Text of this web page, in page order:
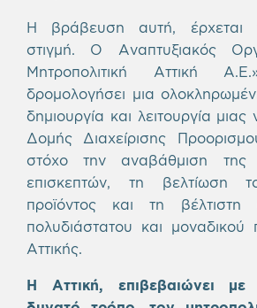
Η βράβευση αυτή, έρχεται
στιγμή. Ο Αναπτυξιακός
Μητροπολιτική Αττική
δρομολογήσει μια
δημιουργία και λειτουργία
Δομής Διαχείρισης
στόχο την αναβάθμιση της
επισκεπτών, τη βελτίωση
προϊόντος και τη βέλτιστη
πολυδιάστατου και μοναδικού
Αττικής.
Η Αττική, επιβεβαιώνει με